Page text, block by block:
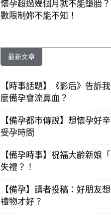
懷孕超過幾個月就不能墮胎
數限制妳不能不知！
最新文章
【時事話題】《影后》告訴
麼備孕會流鼻血？
【備孕都市傳說】想懷孕好
受孕時間
【備孕時事】祝福大齡新娘
失禮？！
【備孕】讀者投稿：好朋友
禮物才好？